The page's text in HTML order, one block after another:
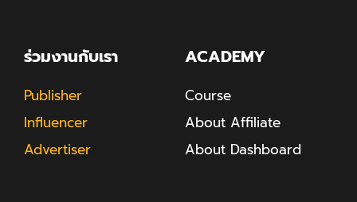
ร่วมงานกับเรา
Publisher
Influencer
Advertiser
ACADEMY
Course
About Affiliate
About Dashboard